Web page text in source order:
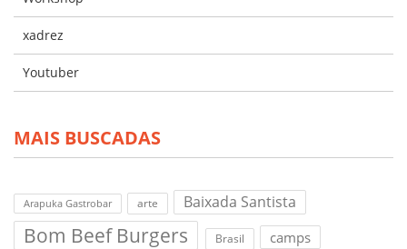
xadrez
Youtuber
MAIS BUSCADAS
Arapuka Gastrobar arte Baixada Santista
Bom Beef Burgers Brasil camps